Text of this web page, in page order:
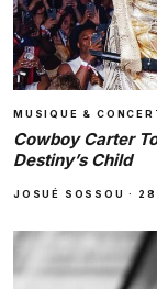
MUSIQUE &
Cowboy Carter
Destiny’s Child
JOSUÉ SOSSOU ·